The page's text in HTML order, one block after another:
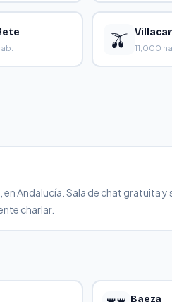
🫒 11,000
Andalucía. Sala de chat gratuita y
charlar.
Baeza